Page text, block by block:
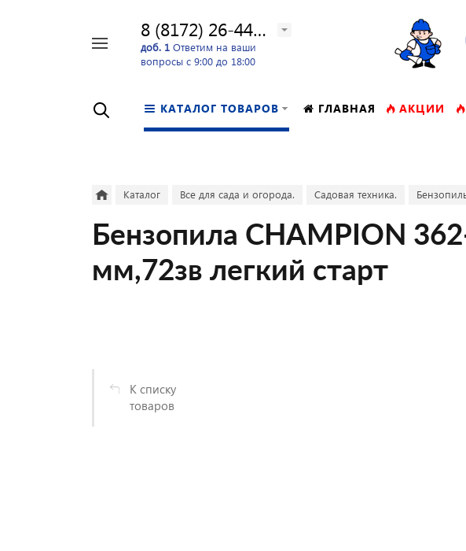
8 (8172) 26-44-24
доб. 1 Ответим на ваши
вопросы с 9:00 до 18:00
КАТАЛОГ ТОВАРОВ ГЛАВНАЯ АКЦИИ
Каталог Все для сада и огорода. Садовая техника.
Бензопила CHAMPION
мм,72зв легкий старт
К списку
товаров